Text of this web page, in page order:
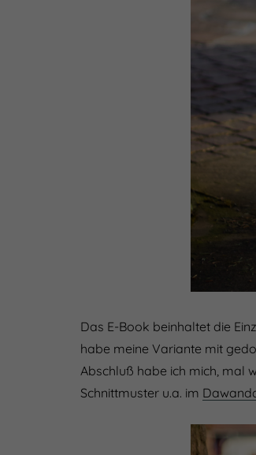
Das E-Book beinhaltet die
habe meine Variante mit
Abschluß habe ich mich, mal
Schnittmuster u.a. im